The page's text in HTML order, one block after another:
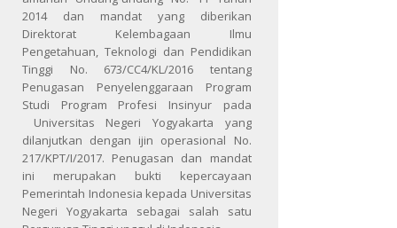
2014 dan mandat yang diberikan
Direktorat Kelembagaan Ilmu
Pengetahuan, Teknologi dan Pendidikan
Tinggi No. 673/CC4/KL/2016 tentang
Penugasan Penyelenggaraan Program
Studi Program Profesi Insinyur pada
Universitas Negeri Yogyakarta yang
dilanjutkan dengan ijin operasional No.
217/KPT/I/2017. Penugasan dan mandat
ini merupakan bukti kepercayaan
Pemerintah Indonesia kepada Universitas
Negeri Yogyakarta sebagai salah satu